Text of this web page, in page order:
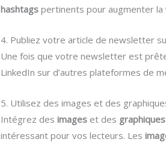
hashtags pertinents pour augmenter
4. Publiez votre article de newsletter
Une fois que votre newsletter est
LinkedIn sur d’autres plateformes de
5. Utilisez des images et des
Intégrez desimages et des graphiques
intéressant pour vos lecteurs. Les